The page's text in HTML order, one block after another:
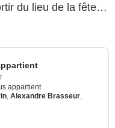
du lieu de la fête…
appartient
Alexandre Brasseur